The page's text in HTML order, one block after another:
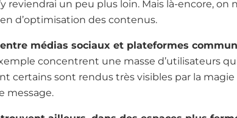
reviendrai un peu plus loin. Mais là-encore, on
d’optimisation des contenus.
médias sociaux et plateformes
concentrent une masse d’utilisateurs
certains sont rendus très visibles par la
message.